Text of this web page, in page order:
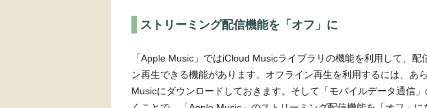
ストリーミング配信機能を「オフ」に
「Apple Music」ではiCloud Musicライブラリの機能を利用して、配
ン再生できる機能があります。オフライン再生を利用するには、あ
Musicにダウンロードしておきます。そして「モバイルデータ通信